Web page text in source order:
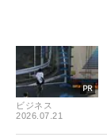
ビジネス
2026.07.21